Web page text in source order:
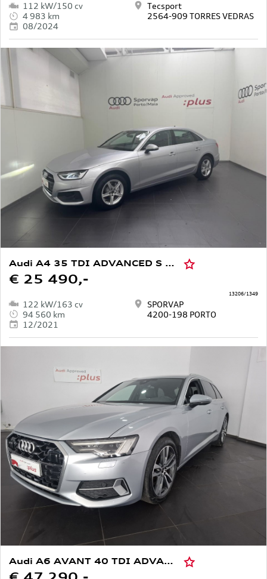
112 kW/150 cv
4 983 km
08/2024
Tecsport
2564-909 TORRES VEDRAS
Audi A4 35 TDI ADVANCED S TRONIC
€ 25 490,-
122 kW/163 cv
94 560 km
12/2021
SPORVAP
4200-198 PORTO
13206/1349
Audi A6 AVANT 40 TDI ADVANCED S TRONIC